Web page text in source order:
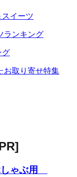
イーツ
ランキング
グ
お取り寄せ特集
ゃぶ用